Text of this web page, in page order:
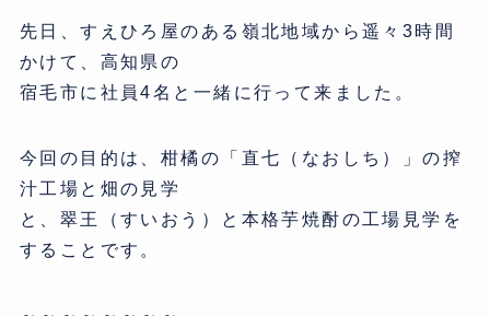
先日、すえひろ屋のある嶺北地域から遥々3時間
かけて、高知県の
宿毛市に社員4名と一緒に行って来ました。
今回の目的は、柑橘の「直七（なおしち）」の搾
汁工場と畑の見学
と、翠王（すいおう）と本格芋焼酎の工場見学を
することです。